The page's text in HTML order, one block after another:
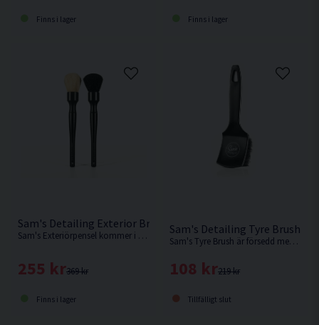
Finns i lager Finns i lager
Sam's Detailing Exterior Brush Set Exteriörpensel 2-pack
Sam's Exteriörpensel kommer i ett set om 2.
369 kr
255 kr
Finns i lager
Sam's Detailing Tyre Brush
Sam's Tyre Brush är försedd med styva borst som hjälper till att skrubba bort smuts och gammal däckglans med lätthet.
219 kr
108 kr
Tillfälligt slut